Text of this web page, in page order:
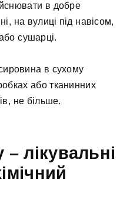
в добре
на вулиці під навісом,
сушарці.
в сухому
або тканинних
не більше.
лікувальні